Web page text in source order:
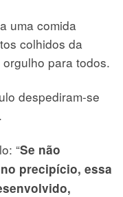
uma comida
colhidos da
para todos.
despediram-se
“Se não
precipício, essa